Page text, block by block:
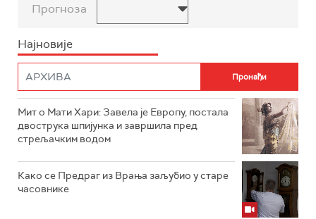
Прогноза
Најновије
Мит о Мати Хари: Завела је Европу, постала
двострука шпијунка и завршила пред
стрељачким водом
Како се Предраг из Врања заљубио у старе
часовнике